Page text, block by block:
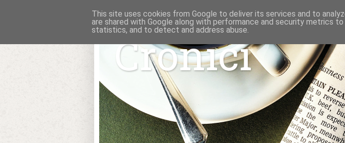
Cronici
This site uses cookies from Google to deliver its services and to
are shared with Google along with performance and security metrics
statistics, and to detect and address abuse.